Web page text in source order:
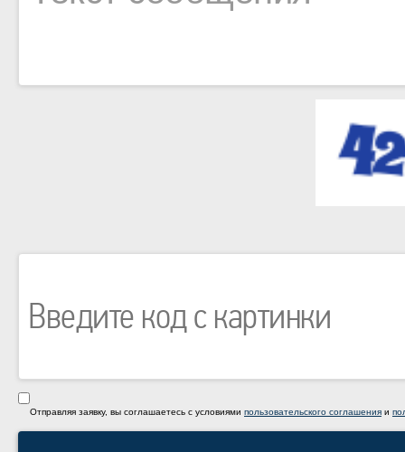
Отправляя заявку, вы соглашаетесь с условиями пользовательского соглашения и